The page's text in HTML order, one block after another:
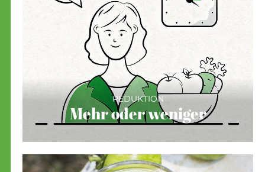
REDUKTION
Mehr oder weniger